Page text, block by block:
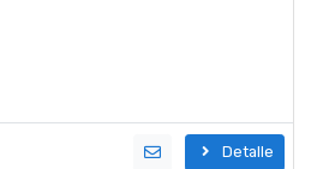
Detalle